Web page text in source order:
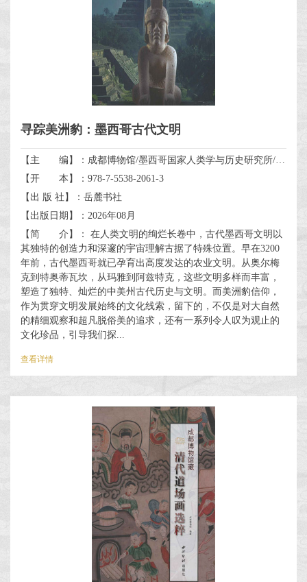
寻踪美洲豹：墨西哥古代文明
【开 本】：978-7-5538-2061-3
【出 版 社】：岳麓书社
【出版日期】：2026年08月
【简 介】： 在人类文明的绚烂长卷中，古代墨西哥文明以
其独特的创造力和深邃的宇宙理解古据了特殊位置。早在3200
年前，古代墨西哥就已孕育出高度发达的农业文明。从奥尔梅
克到特奥蒂瓦坎，从玛雅到阿兹特克，这些文明多样而丰富，
塑造了独特、灿烂的中美州古代历史与文明。而美洲豹信仰，
作为贯穿文明发展始终的文化线索，留下的，不仅是对大自然
的精细观察和超凡脱俗美的追求，还有一系列令人叹为观止的
文化珍品，引导我们探...
查看详情